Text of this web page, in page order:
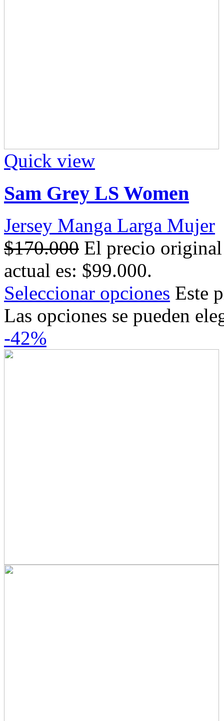
Quick view
Sam Grey LS Women
Jersey Manga Larga Mujer
$170.000 El precio
actual es: $99.000.
Seleccionar opciones Este
Las opciones se pueden
-42%